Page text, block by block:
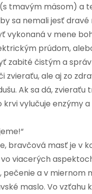
tmavým mäsom) a
sa nemali jesť
vykonaná v mene
prúdom,
zabité čistým a
zvieraťu, ale aj zo
Ak sa dá,
vylučuje enzýmy
bravčová masť je v
viacerých
a v miernom
maslo. Vo